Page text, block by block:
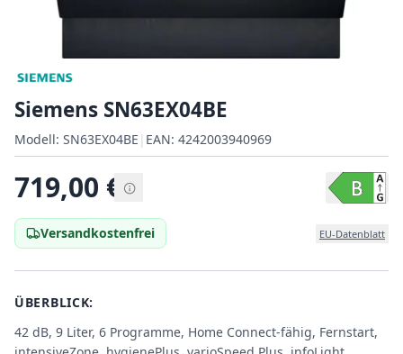
Siemens SN63EX04BE
Modell:
Modell: SN63EX04BE |EAN:
EAN: 4242003940969
719,00 €
Versandkostenfrei EU-Datenblatt
ÜBERBLICK:
42 dB, 9 Liter, 6 Programme, Home Connect-fähig, Fernstart,